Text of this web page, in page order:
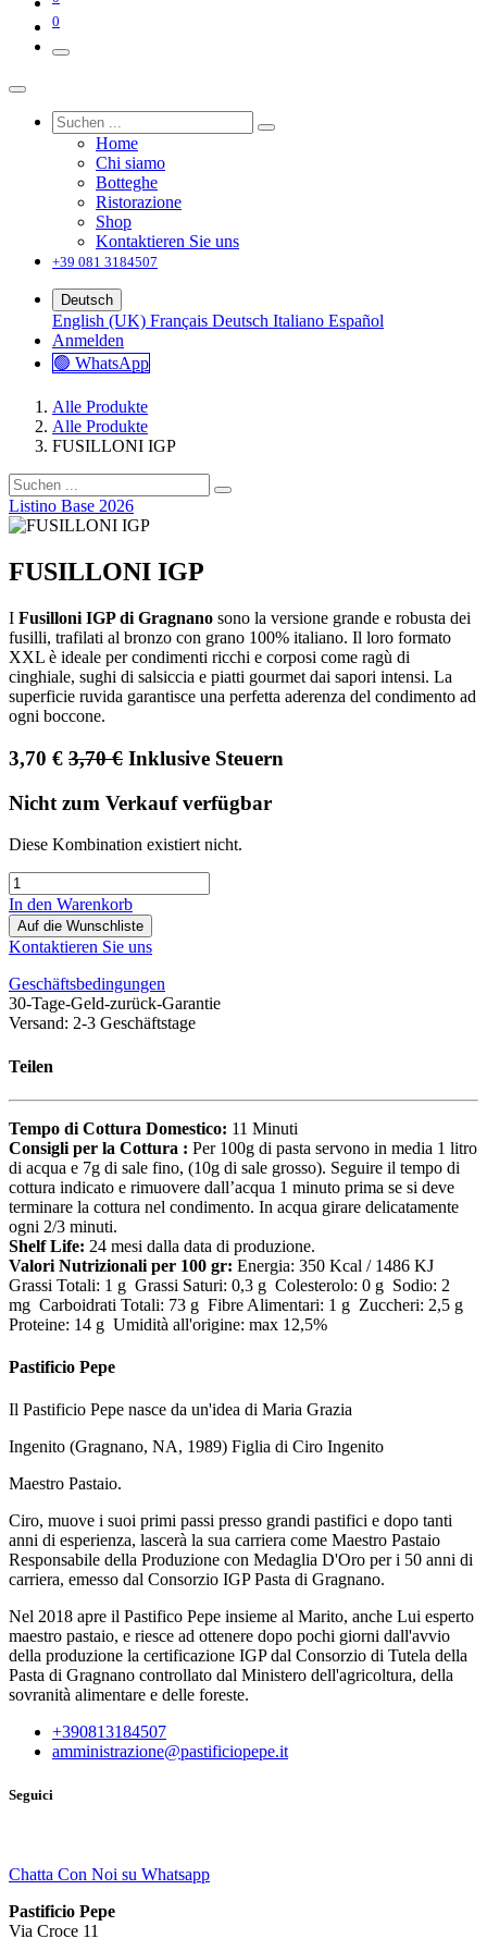
0
Home
Chi siamo
Botteghe
Ristorazione
Shop
Kontaktieren Sie uns
+39 081 3184507
Deutsch
English (UK) Français Deutsch Italiano Español
Anmelden
🟢 WhatsApp
Alle Produkte
Alle Produkte
FUSILLONI IGP
Listino Base 2026
FUSILLONI IGP
I Fusilloni IGP di Gragnano sono la versione grande e robusta dei
fusilli, trafilati al bronzo con grano 100% italiano. Il loro formato
XXL è ideale per condimenti ricchi e corposi come ragù di
cinghiale, sughi di salsiccia e piatti gourmet dai sapori intensi. La
superficie ruvida garantisce una perfetta aderenza del condimento ad
ogni boccone.
3,70 € 3,70€ Inklusive Steuern
Nicht zum Verkauf verfügbar
Diese Kombination existiert nicht.
In den Warenkorb
Auf die Wunschliste
Kontaktieren Sie uns
Geschäftsbedingungen
30-Tage-Geld-zurück-Garantie
Versand: 2-3 Geschäftstage
Teilen
Tempo di Cottura Domestico: 11 Minuti
Consigli per la Cottura : Per 100g di pasta servono in media 1 litro
di acqua e 7g di sale fino, (10g di sale grosso). Seguire il tempo di
cottura indicato e rimuovere dall’acqua 1 minuto prima se si deve
terminare la cottura nel condimento. In acqua girare delicatamente
ogni 2/3 minuti.
Shelf Life: 24 mesi dalla data di produzione.
Valori Nutrizionali per 100 gr: Energia: 350 Kcal / 1486 KJ
Grassi Totali: 1 g Grassi Saturi: 0,3 g Colesterolo: 0 g Sodio: 2
mg Carboidrati Totali: 73 g Fibre Alimentari: 1 g Zuccheri: 2,5 g
Proteine: 14 g Umidità all'origine: max 12,5%
Pastificio Pepe
Il Pastificio Pepe nasce da un'idea di Maria Grazia
Ingenito (Gragnano, NA, 1989) Figlia di Ciro Ingenito
Maestro Pastaio.
Ciro, muove i suoi primi passi presso grandi pastifici e dopo tanti
anni di esperienza, lascerà la sua carriera come Maestro Pastaio
Responsabile della Produzione con Medaglia D'Oro per i 50 anni di
carriera, emesso dal Consorzio IGP Pasta di Gragnano.
Nel 2018 apre il Pastifico Pepe insieme al Marito, anche Lui esperto
maestro pastaio, e riesce ad ottenere dopo pochi giorni dall'avvio
della produzione la certificazione IGP dal Consorzio di Tutela della
Pasta di Gragnano controllato dal Ministero dell'agricoltura, della
sovranità alimentare e delle foreste.
+390813184507
amministrazione@pastificiopepe.it
Seguici
Chatta Con Noi su Whatsapp
Pastificio Pepe
Via Croce 11